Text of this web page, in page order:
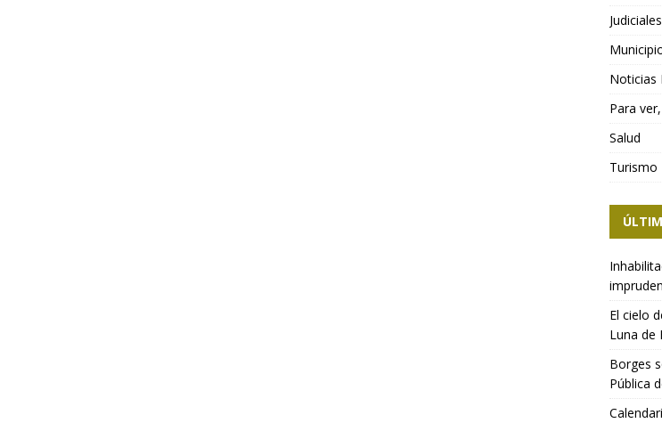
Judiciales
Noticias
Para
Salud
Turismo
El cielo
Luna de
Borges
Pública